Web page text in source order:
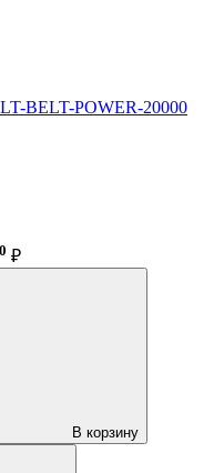
BELT-POWER-20000
₽
В корзину